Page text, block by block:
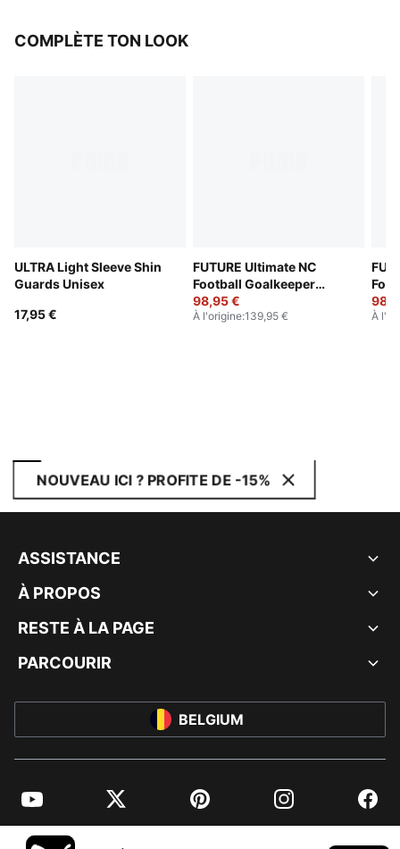
COMPLÈTE TON LOOK
ULTRA Light Sleeve Shin
Guards Unisex
17,95 €
FUTURE Ultimate NC
Football Goalkeeper
Gloves
98,95 €
À l'origine:139,95 € À
NOUVEAU ICI ? PROFITE DE -15%
ASSISTANCE
À PROPOS
RESTE À LA PAGE
PARCOURIR
BELGIUM
YouTube Twitter Pinterest Instagram
© PUMA EUROPE GMBH, 2026. TOUS DROITS RÉSERVÉS